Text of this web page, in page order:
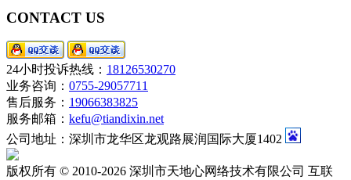
CONTACT US
24小时投诉热线： 18126530270
业务咨询： 0755-29057711
售后服务： 19066383825
服务邮箱： kefu@tiandixin.net
公司地址：深圳市龙华区龙观路展润国际大厦1402
版权所有 © 2010-2026 深圳市天地心网络技术有限公司 互联